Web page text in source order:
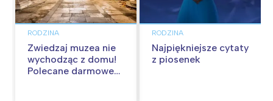
RODZINA
Zwiedzaj muzea nie
wychodząc z domu!
Polecane darmowe
RODZINA
Najpiękniejsze cytaty
z piosenek